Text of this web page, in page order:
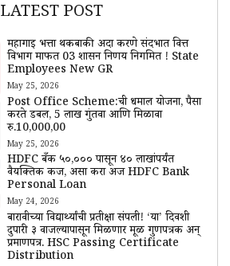
LATEST POST
महागाई भत्ता थकबाकी अदा करणे संदर्भात वित्त
विभाग मार्फत 03 शासन निर्णय निर्गमित ! State
Employees New GR
May 25, 2026
Post Office Scheme:ची धमाल योजना, पैसा
करते डबल, 5 लाख गुंतवा आणि मिळावा
रु.10,000,00
May 25, 2026
HDFC बँक ₹५०,००० पासून ₹४० लाखांपर्यंत
वैयक्तिक कर्ज, असा करा अर्ज HDFC Bank
Personal Loan
May 24, 2026
बारावीच्या विद्यार्थ्यांची प्रतीक्षा संपली! ‘या’ दिवशी
दुपारी ३ वाजल्यापासून मिळणार मूळ गुणपत्रक अन्
प्रमाणपत्र. HSC Passing Certificate
Distribution